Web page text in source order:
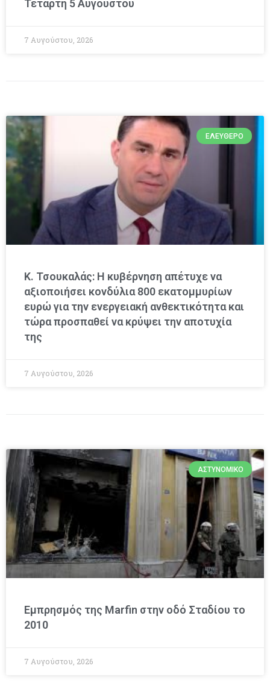
Τετάρτη 5 Αυγούστου
7 Αυγούστου, 2026
ΕΛΕΎΘΕΡΟ
Κ. Τσουκαλάς: Η κυβέρνηση απέτυχε να
αξιοποιήσει κονδύλια 800 εκατομμυρίων
ευρώ για την ενεργειακή ανθεκτικότητα και
τώρα προσπαθεί να κρύψει την αποτυχία
της
7 Αυγούστου, 2026
ΑΣΤΥΝΟΜΙΚΌ
Εμπρησμός της Marfin στην οδό Σταδίου το
2010
7 Αυγούστου, 2026